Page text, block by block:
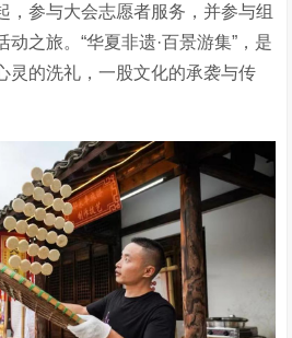
，参与大会志愿者服务 ，并参与组
动之旅。“华夏非遗·百景游集” ，是
灵的洗礼 ，一股文化的承袭与传